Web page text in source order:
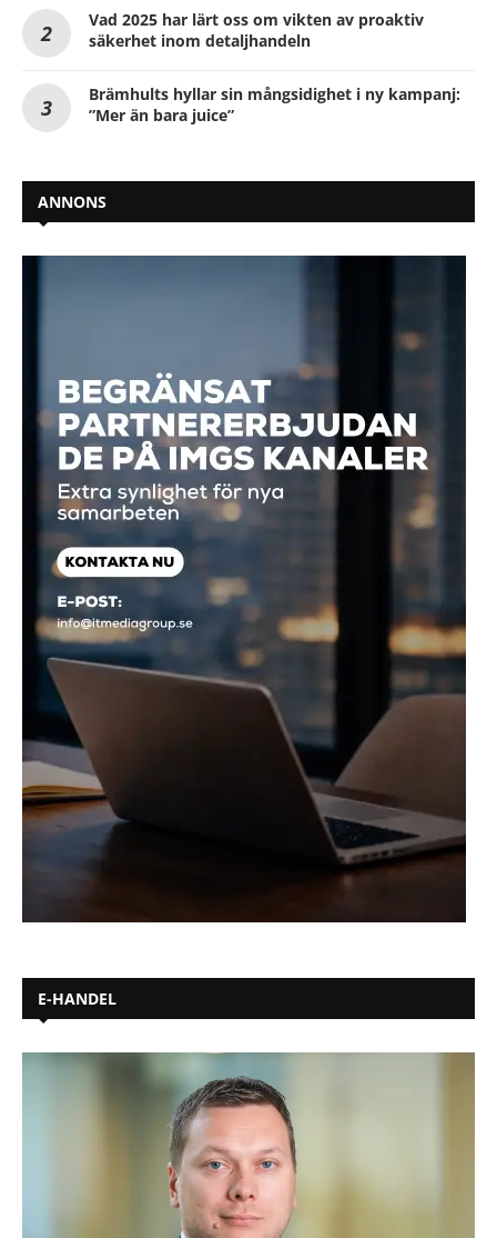
Vad 2025 har lärt oss om vikten av proaktiv
säkerhet inom detaljhandeln
Brämhults hyllar sin mångsidighet i ny kampanj:
”Mer än bara juice”
ANNONS
E-HANDEL